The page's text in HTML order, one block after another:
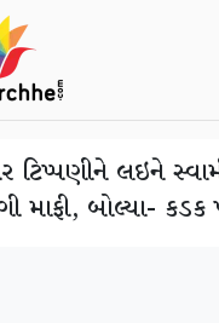
ટિપ્પણીને લઇને
માફી, બોલ્યા-